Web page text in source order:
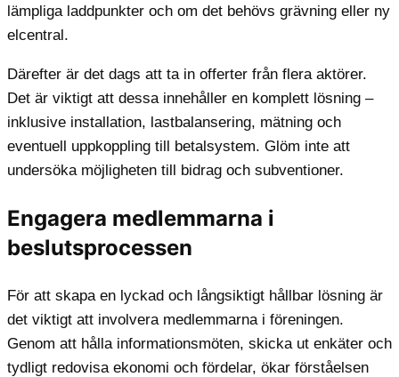
lämpliga laddpunkter och om det behövs grävning eller ny
elcentral.
Därefter är det dags att ta in offerter från flera aktörer.
Det är viktigt att dessa innehåller en komplett lösning –
inklusive installation, lastbalansering, mätning och
eventuell uppkoppling till betalsystem. Glöm inte att
undersöka möjligheten till bidrag och subventioner.
Engagera medlemmarna i
beslutsprocessen
För att skapa en lyckad och långsiktigt hållbar lösning är
det viktigt att involvera medlemmarna i föreningen.
Genom att hålla informationsmöten, skicka ut enkäter och
tydligt redovisa ekonomi och fördelar, ökar förståelsen